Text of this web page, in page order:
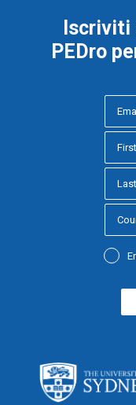
PEDro